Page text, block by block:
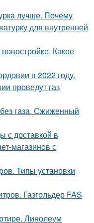
лучше. Почему
для внутренней
Какое
в 2022 году.
проведут газ
газа. Сжиженный
с доставкой в
магазинов с
Типы установки
Газгольдер FAS
Линолеум